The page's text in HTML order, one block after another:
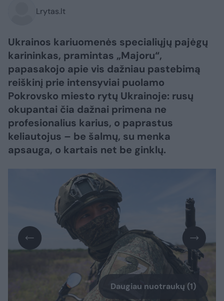
Lrytas.lt
Ukrainos kariuomenės specialiųjų pajėgų
karininkas, pramintas „Majoru“,
papasakojo apie vis dažniau pastebimą
reiškinį prie intensyviai puolamo
Pokrovsko miesto rytų Ukrainoje: rusų
okupantai čia dažnai primena ne
profesionalius karius, o paprastus
keliautojus – be šalmų, su menka
apsauga, o kartais net be ginklų.
Daugiau nuotraukų (1)